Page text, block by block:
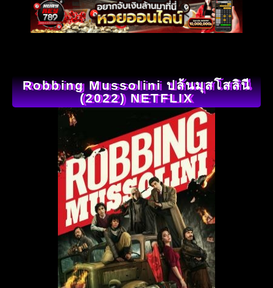
Robbing Mussolini ปล้นมุสโสลินี
(2022) NETFLIX